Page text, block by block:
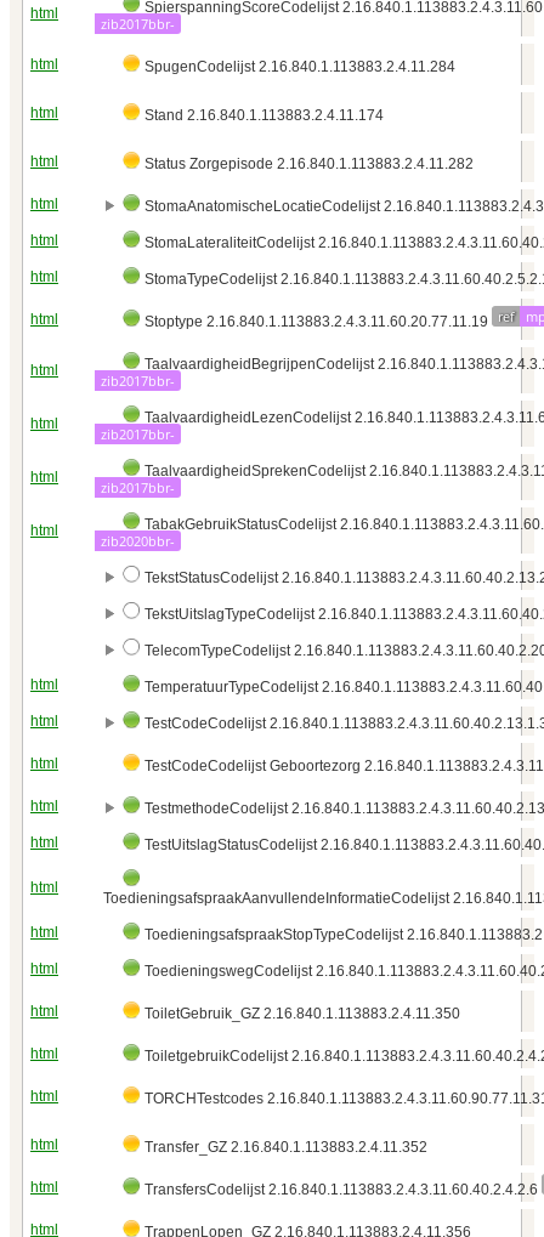
html SpierspanningScoreCodelijst
zib2017bbr-
html SpugenCodelijst 2.16.840.1.113883.2.4.11.284
html Stand 2.16.840.1.113883.2.4.11.174
html Status Zorgepisode 2.16.840.1.113883.2.4.11.282
html
StomaAnatomischeLocatieCodelijst
html
StomaLateraliteitCodelijst
html
StomaTypeCodelijst
html Stoptype 2.16.840.1.113883.2.4.3.11.60.20.77.11.19 ref
html TaalvaardigheidBegrijpenCodelijst
zib2017bbr-
html TaalvaardigheidLezenCodelijst
zib2017bbr-
html TaalvaardigheidSprekenCodelijst
zib2017bbr-
html TabakGebruikStatusCodelijst
zib2020bbr-
TekstStatusCodelijst
TekstUitslagTypeCodelijst
TelecomTypeCodelijst
html
TemperatuurTypeCodelijst
html
TestCodeCodelijst
html TestCodeCodelijst Geboortezorg
html
TestmethodeCodelijst
html
TestUitslagStatusCodelijst
html
ToedieningsafspraakAanvullendeInformatieCodelijst
html
ToedieningsafspraakStopTypeCodelijst
html
ToedieningswegCodelijst
html ToiletGebruik_GZ 2.16.840.1.113883.2.4.11.350
html ToiletgebruikCodelijst
html TORCHTestcodes
html Transfer_GZ 2.16.840.1.113883.2.4.11.352
html TransfersCodelijst 2.16.840.1.113883.2.4.3.11.60.40.2.4.2.6
html TrappenLopen_GZ 2.16.840.1.113883.2.4.11.356